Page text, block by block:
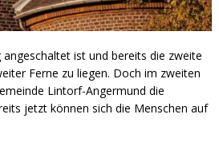
ist und bereits die zweite
Ferne zu liegen. Doch im zweiten
Lintorf-Angermund die
jetzt können sich die Menschen auf